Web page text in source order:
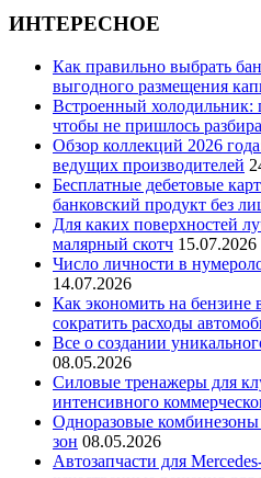
ИНТЕРЕСНОЕ
Как правильно выбрать
выгодного размещения
Встроенный холодильник:
чтобы не пришлось
Обзор коллекций 2026
ведущих производителей
Бесплатные дебетовые
банковский продукт без
Для каких поверхностей
малярный скотч 15.07.2026
Число личности в
14.07.2026
Как экономить на бензине
сократить расходы
Все о создании
08.05.2026
Силовые тренажеры для
интенсивного
Одноразовые
зон 08.05.2026
Автозапчасти для